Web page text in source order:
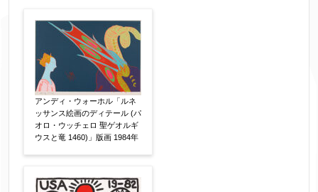
作品の作家名 【任意】
作品の画題 【任意】
素描
立体
アンディ・ウォーホル「ルネ
ッサンス絵画のディテール (パ
オロ・ウッチェロ 聖ゲオルギ
ウスと竜 1460)」版画 1984年